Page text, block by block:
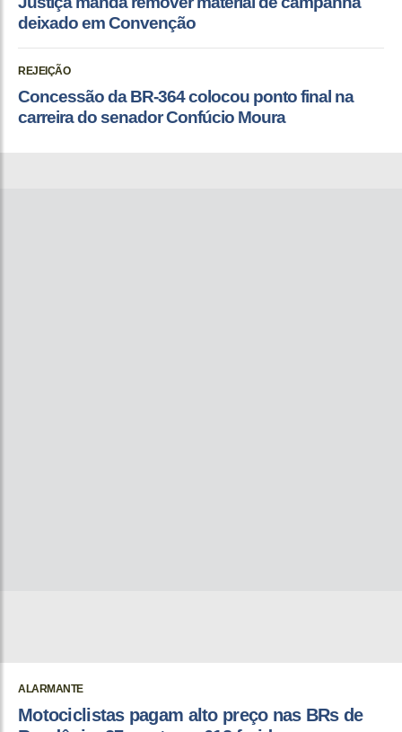
deixado em Convenção
REJEIÇÃO
Concessão da BR-364 colocou ponto final na
carreira do senador Confúcio Moura
ALARMANTE
Motociclistas pagam alto preço nas BRs de